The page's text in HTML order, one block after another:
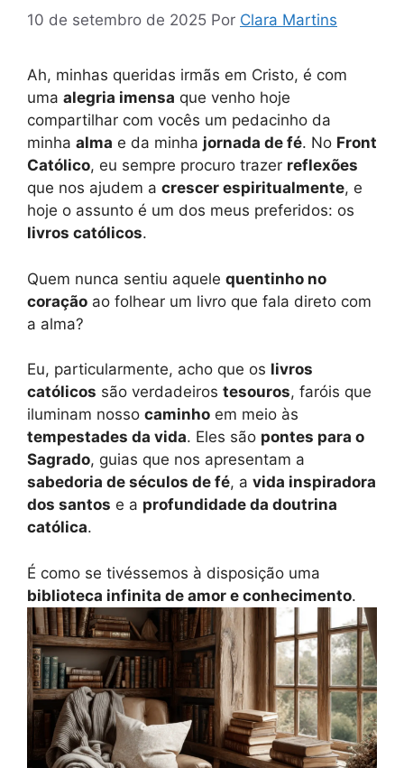
10 de setembro de 2025 Por Clara Martins
Ah, minhas queridas irmãs em Cristo, é com
uma alegria imensa que venho hoje
compartilhar com vocês um pedacinho da
minha alma e da minha jornada de fé. No Front
Católico, eu sempre procuro trazer reflexões
que nos ajudem a crescer espiritualmente, e
hoje o assunto é um dos meus preferidos: os
livros católicos.
Quem nunca sentiu aquele quentinho no
coração ao folhear um livro que fala direto com
a alma?
Eu, particularmente, acho que os livros
católicos são verdadeiros tesouros, faróis que
iluminam nosso caminho em meio às
tempestades da vida. Eles são pontes para o
Sagrado, guias que nos apresentam a
sabedoria de séculos de fé, a vida inspiradora
dos santos e a profundidade da doutrina
católica.
É como se tivéssemos à disposição uma
biblioteca infinita de amor e conhecimento.